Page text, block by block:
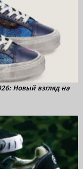
Новый взгляд на